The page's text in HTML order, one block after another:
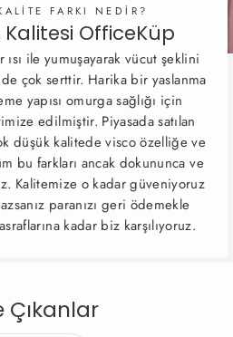
FARKI NEDİR?
OfficeKüp
ile yumuşayarak vücut şeklini
çok serttir. Harika bir yaslanma
yapısı omurga sağlığı için
edilmiştir. Piyasada satılan
düşük kalitede visco özelliğe ve
bu farkları ancak dokununca ve
Kalitemize o kadar güveniyoruz
paranızı geri ödemekle
kadar biz karşılıyoruz.
Çıkanlar